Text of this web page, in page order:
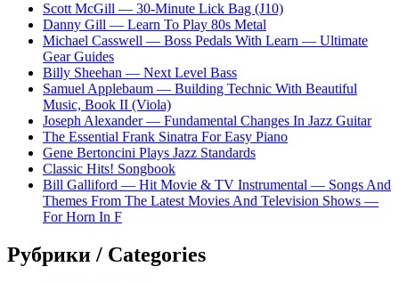
Scott McGill — 30-Minute Lick Bag (J10)
Danny Gill — Learn To Play 80s Metal
Michael Casswell — Boss Pedals With Learn — Ultimate
Gear Guides
Billy Sheehan — Next Level Bass
Samuel Applebaum — Building Technic With Beautiful
Music, Book II (Viola)
Joseph Alexander — Fundamental Changes In Jazz Guitar
The Essential Frank Sinatra For Easy Piano
Gene Bertoncini Plays Jazz Standards
Classic Hits! Songbook
Bill Galliford — Hit Movie & TV Instrumental — Songs And
Themes From The Latest Movies And Television Shows —
For Horn In F
Рубрики / Categories